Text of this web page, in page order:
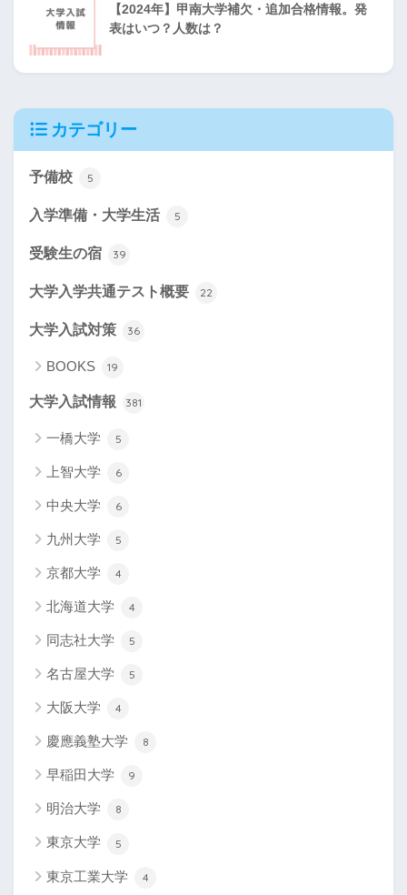
【2024年】甲南大学補欠・追加合格情報。発
表はいつ？人数は？
カテゴリー
予備校 5
入学準備・大学生活 5
受験生の宿 39
大学入学共通テスト概要 22
大学入試対策 36
BOOKS 19
大学入試情報 381
一橋大学 5
上智大学 6
中央大学 6
九州大学 5
京都大学 4
北海道大学 4
同志社大学 5
名古屋大学 5
大阪大学 4
慶應義塾大学 8
早稲田大学 9
明治大学 8
東京大学 5
東京工業大学 4